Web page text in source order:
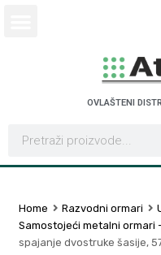
OVLAŠTENI
Home Razvodni ormari
Samostojeći metalni ormari
spajanje dvostruke šasije,